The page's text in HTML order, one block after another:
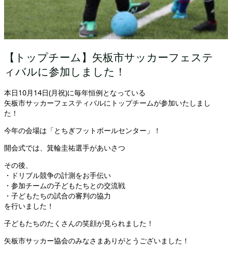
【トップチーム】矢板市サッカーフェステ
ィバルに参加しました！
本日10月14日(月祝)に毎年恒例となっている
矢板市サッカーフェスティバルにトップチームが参加いたしまし
た！
今年の会場は「とちぎフットボールセンター」！
開会式では、箕輪圭祐選手があいさつ
その後、
・ドリブル競争の計測をお手伝い
・参加チームの子どもたちとの交流戦
・子どもたちの試合の審判の協力
を行いました！
子どもたちのたくさんの笑顔が見られました！
矢板市サッカー協会のみなさまありがとうございました！